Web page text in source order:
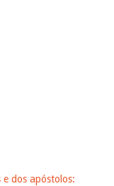
e dos apóstolos: